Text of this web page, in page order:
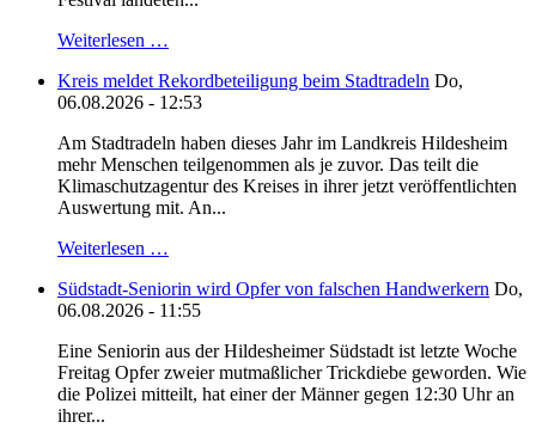
Weiterlesen …
Kreis meldet Rekordbeteiligung beim Stadtradeln Do,
06.08.2026 - 12:53
Am Stadtradeln haben dieses Jahr im Landkreis Hildesheim
mehr Menschen teilgenommen als je zuvor. Das teilt die
Klimaschutzagentur des Kreises in ihrer jetzt veröffentlichten
Auswertung mit. An...
Weiterlesen …
Südstadt-Seniorin wird Opfer von falschen Handwerkern Do,
06.08.2026 - 11:55
Eine Seniorin aus der Hildesheimer Südstadt ist letzte Woche
Freitag Opfer zweier mutmaßlicher Trickdiebe geworden. Wie
die Polizei mitteilt, hat einer der Männer gegen 12:30 Uhr an
ihrer...